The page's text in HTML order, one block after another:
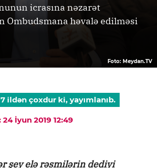
icrasına nəzarət
Ombudsmana həvalə edilməsi
Foto: Meydan.TV
7 ildən çoxdur ki, yayımlanıb.
24 İyun 2019 12:49
şey elə rəsmilərin dediyi